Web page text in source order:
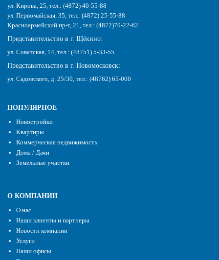
ул. Кирова, 25, тел.: (4872) 40-55-88
ул. Первомайская, 35, тел.: (4872) 25-55-88
Красноармейский пр-т, 21, тел.: (4872)70-22-62
Представительство в г. Щёкино:
ул. Советская, 14, тел.: (48751) 5-33-55
Представительство в г. Новомосковск:
ул. Садовского, д. 25/30, тел.: (48762) 65-000
ПОПУЛЯРНОЕ
Новостройки
Квартиры
Коммерческая недвижимость
Дома / Дачи
Земельные участки
О КОМПАНИИ
О нас
Наши клиенты и партнеры
Новости компании
Услуги
Наши офисы